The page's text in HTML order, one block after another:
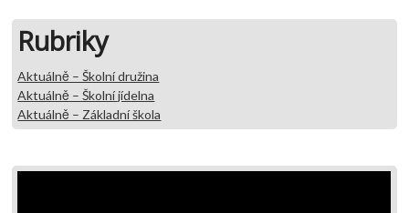
Rubriky
Aktuálně – Školní družina
Aktuálně – Školní jídelna
Aktuálně – Základní škola